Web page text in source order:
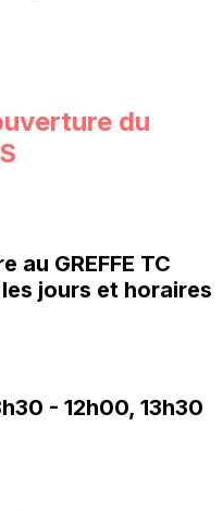
du
au GREFFE TC
jours et horaires
- 12h00, 13h30